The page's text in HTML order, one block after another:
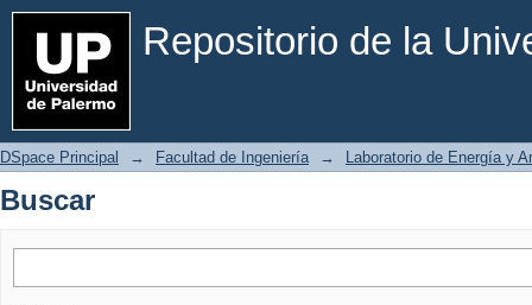
Repositorio de la
Buscar
DSpace Principal → Facultad de Ingeniería → Laboratorio de Energía y
Buscar